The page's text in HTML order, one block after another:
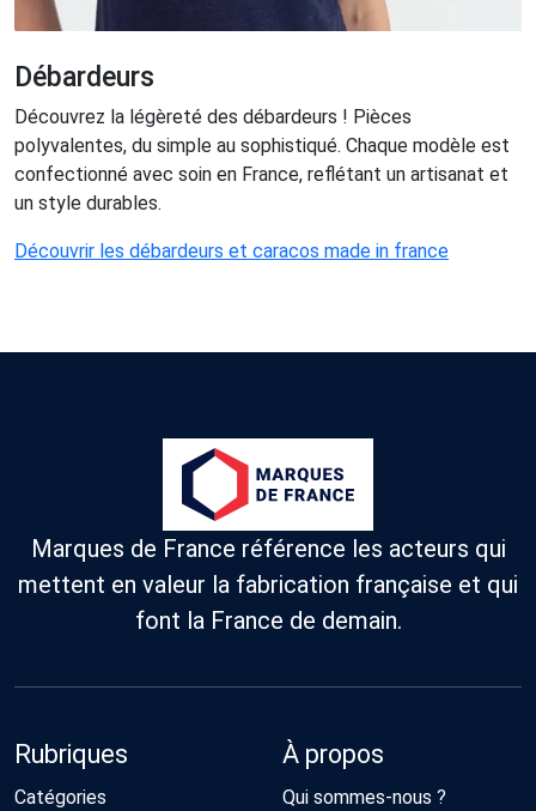
Débardeurs
Découvrez la légèreté des débardeurs ! Pièces
polyvalentes, du simple au sophistiqué. Chaque modèle est
confectionné avec soin en France, reflétant un artisanat et
un style durables.
Découvrir les débardeurs et caracos made in france
Marques de France référence les acteurs qui
mettent en valeur la fabrication française et qui
font la France de demain.
Rubriques
Catégories
À propos
Qui sommes-nous ?